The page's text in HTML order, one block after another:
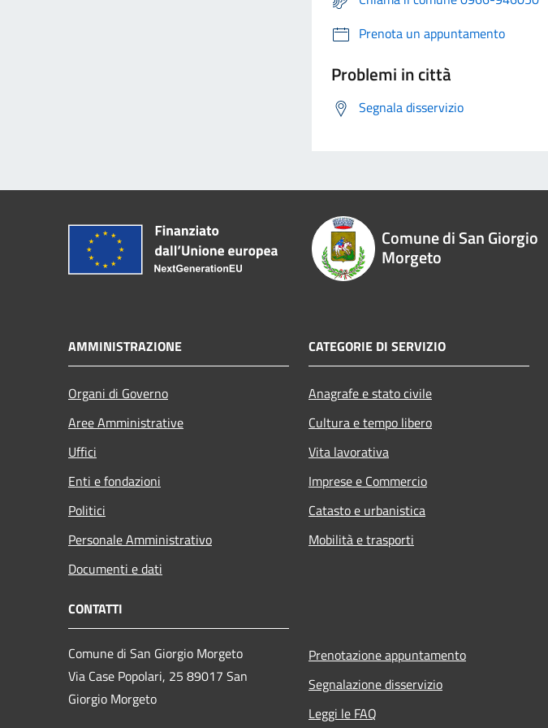
Prenota un appuntamento
Problemi in città
Segnala disservizio
Comune di San Giorgio
Morgeto
AMMINISTRAZIONE
Organi di Governo
Aree Amministrative
Uffici
Enti e fondazioni
Politici
Personale Amministrativo
Documenti e dati
CATEGORIE DI SERVIZIO
Anagrafe e stato civile
Cultura e tempo libero
Vita lavorativa
Imprese e Commercio
Catasto e urbanistica
Mobilità e trasporti
CONTATTI
Comune di San Giorgio Morgeto
Via Case Popolari, 25 89017 San
Giorgio Morgeto
Prenotazione appuntamento
Segnalazione disservizio
Leggi le FAQ